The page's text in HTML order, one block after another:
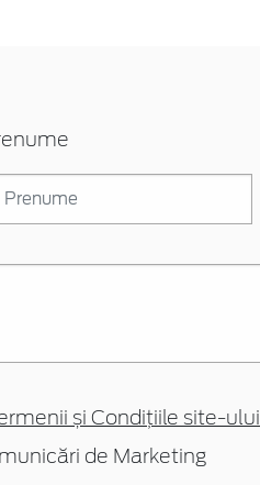
și Condițiile site-ului
de Marketing